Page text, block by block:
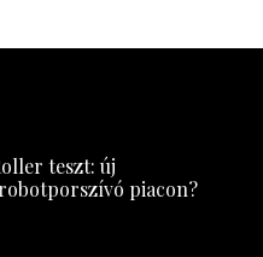
teszt: új
piacon?